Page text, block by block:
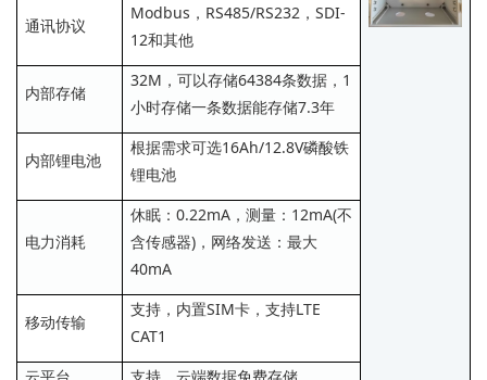
通讯协议
Modbus，RS485/RS232，SDI-
12和其他
内部存储
32M，可以存储64384条数据，1
小时存储一条数据能存储7.3年
内部锂电池
根据需求可选16Ah/12.8V磷酸铁
锂电池
电力消耗
休眠：0.22mA，测量：12mA(不
含传感器)，网络发送：最大
40mA
移动传输
支持，内置SIM卡，支持LTE
CAT1